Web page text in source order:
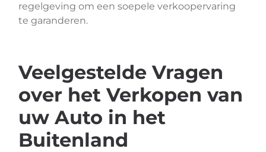
regelgeving om een soepele verkoopervaring
te garanderen.
Veelgestelde Vragen
over het Verkopen van
uw Auto in het
Buitenland